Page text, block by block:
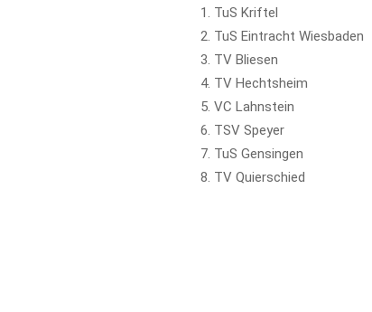
TuS Kriftel
TuS Eintracht Wiesbaden
TV Bliesen
TV Hechtsheim
VC Lahnstein
TSV Speyer
TuS Gensingen
TV Quierschied